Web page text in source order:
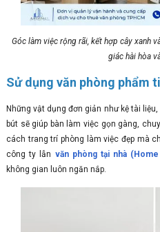
Góc làm việc rộng rãi, kết hợp cây xanh
giác hài hòa
Sử dụng văn phòng phẩm
Những vật dụng đơn giản như kệ tài
bút sẽ giúp bàn làm việc gọn gàng,
cách trang trí phòng làm việc đẹp mà
công ty lẫn văn phòng tại nhà
không gian luôn ngăn nắp.